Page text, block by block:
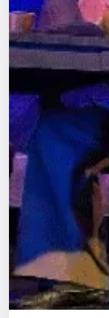
Спорт
События
Города
Площадки
Артисты